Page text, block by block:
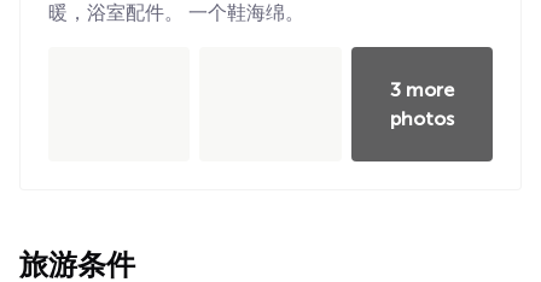
暖，浴室配件。 一个鞋海绵。
3 more
photos
旅游条件